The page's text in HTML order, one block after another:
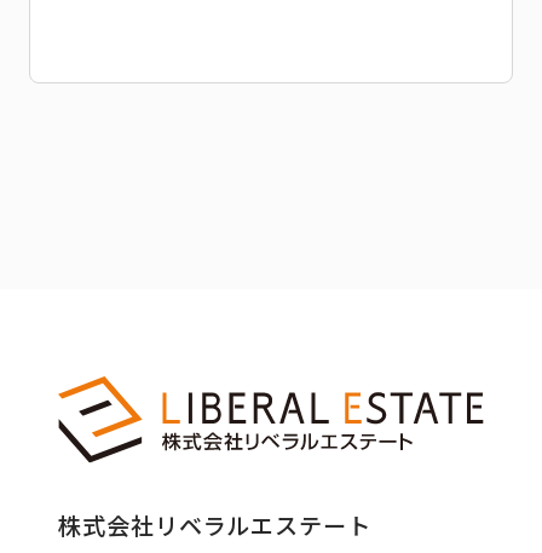
株式会社リベラルエステート